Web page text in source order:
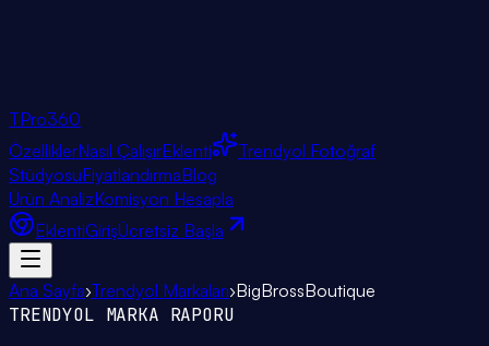
TPro360
ÖzelliklerNasıl ÇalışırEklenti
Trendyol Fotoğraf
StüdyosuFiyatlandırmaBlog
Ürün AnalizKomisyon Hesapla
EklentiGirişÜcretsiz Başla
Ana Sayfa›Trendyol Markaları›BigBrossBoutique
TRENDYOL MARKA RAPORU